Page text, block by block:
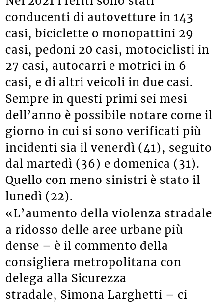
conducenti di autovetture in 143
casi, biciclette o monopattini 29
casi, pedoni 20 casi, motociclisti in
27 casi, autocarri e motrici in 6
casi, e di altri veicoli in due casi.
Sempre in questi primi sei mesi
dell’anno è possibile notare come il
giorno in cui si sono verificati più
incidenti sia il venerdì (41), seguito
dal martedì (36) e domenica (31).
Quello con meno sinistri è stato il
lunedì (22).
«L’aumento della violenza stradale
a ridosso delle aree urbane più
dense – è il commento della
consigliera metropolitana con
delega alla Sicurezza
stradale, Simona Larghetti – ci